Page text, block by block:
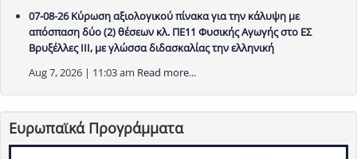
07-08-26 Κύρωση αξιολογικού πίνακα για την κάλυψη με
απόσπαση δύο (2) θέσεων κλ. ΠΕ11 Φυσικής Αγωγής στο ΕΣ
Βρυξέλλες ΙΙΙ, με γλώσσα διδασκαλίας την ελληνική
Aug 7, 2026 | 11:03 am Read more...
Ευρωπαϊκά Προγράμματα